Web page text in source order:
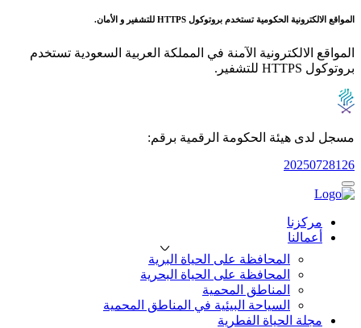
المواقع الالكترونية الحكومية تستخدم بروتوكول HTTPS للتشفير و الأمان.
المواقع الالكترونية الآمنة في المملكة العربية السعودية تستخدم
بروتوكول HTTPS للتشفير.
مسجل لدى هيئة الحكومة الرقمية برقم:
20250728126
مركزنا
أعمالنا
المحافظة على الحياة البرية
المحافظة على الحياة البحرية
المناطق المحمية
السياحة البيئية في المناطق المحمية
مجلة الحياة الفطرية